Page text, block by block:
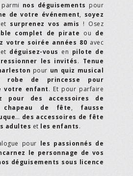
nos déguisements pour
de votre événement, soyez
et surprenez vos amis ! Osez
complet de pirate ou de
votre soirée années 80 avec
et déguisez-vous en pilote de
les invités. Tenue
pour un quiz musical
robe de princesse pour
votre enfant. Et pour parfaire
pour des accessoires de
chapeau de fête, fausse
… des accessoires de fête
adultes et les enfants.
pour les passionnés de
le personnage de vos
déguisements sous licence